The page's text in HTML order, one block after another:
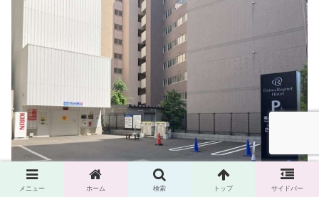
メニュー ホーム 検索 トップ サイドバー